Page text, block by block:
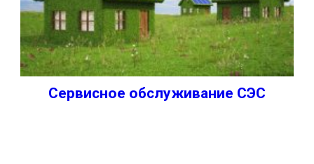
Сервисное обслуживание СЭС